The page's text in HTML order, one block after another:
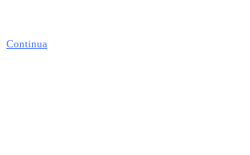
Continua